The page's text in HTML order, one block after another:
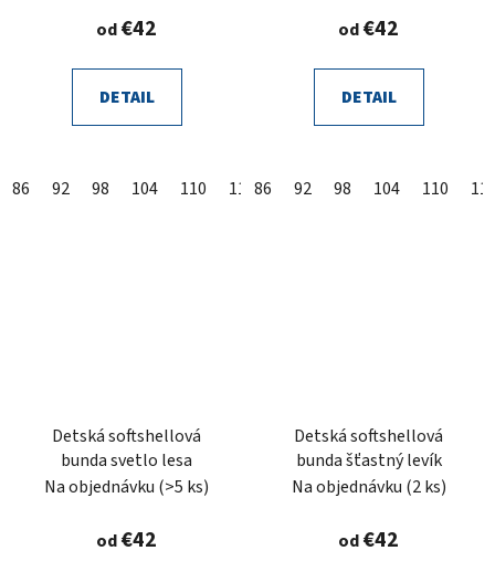
od€42
DETAIL
86 92 98 104 110 116 122 128 134 140
od€42
DETAIL
86 92 98 104 110
Detská softshellová
bunda svetlo lesa
Na objednávku (>5 ks)
od€42
Detská softshellová
bunda šťastný levík
Na objednávku (2 ks)
od€42